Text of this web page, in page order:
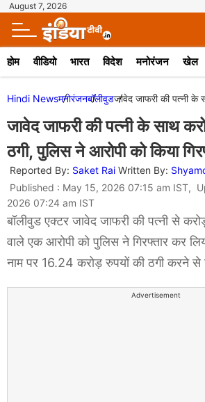
August 7, 2026
होम वीडियो भारत विदेश मनोरंजन खेल
Hindi Newsमनोरंजनबॉलीवुडजावेद जाफरी की पत्नी के
जावेद जाफरी की पत्नी के साथ
ठगी, पुलिस ने आरोपी को किया
Reported By: Saket Rai Written By:
Published : May 15, 2026 07:15 am IST,
2026 07:24 am IST
बॉलीवुड एक्टर जावेद जाफरी की पत्नी से
वाले एक आरोपी को पुलिस ने गिरफ्तार कर
नाम पर 16.24 करोड़ रुपयों की ठगी करने से
Advertisement